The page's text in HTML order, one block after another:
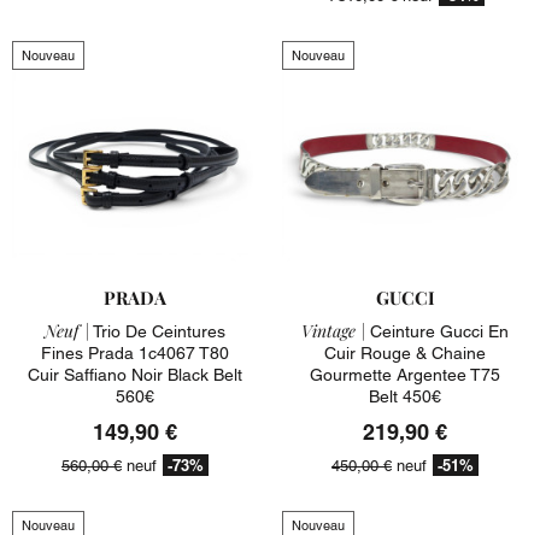
Nouveau
PRADA
Neuf | Trio De Ceintures
Fines Prada 1c4067 T80
Cuir Saffiano Noir Black Belt
560€
149,90 €
560,00 € neuf -73%
Nouveau
GUCCI
Vintage | Ceinture Gucci En
Cuir Rouge & Chaine
Gourmette Argentee T75
Belt 450€
219,90 €
450,00 € neuf -51%
Nouveau Nouveau